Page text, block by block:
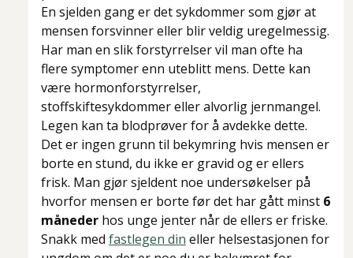
En sjelden gang er det sykdommer som gjør at
mensen forsvinner eller blir veldig uregelmessig.
Har man en slik forstyrrelser vil man ofte ha
flere symptomer enn uteblitt mens. Dette kan
være hormonforstyrrelser,
stoffskiftesykdommer eller alvorlig jernmangel.
Legen kan ta blodprøver for å avdekke dette.
Det er ingen grunn til bekymring hvis mensen er
borte en stund, du ikke er gravid og er ellers
frisk. Man gjør sjeldent noe undersøkelser på
hvorfor mensen er borte før det har gått minst 6
måneder hos unge jenter når de ellers er friske.
Snakk med fastlegen din eller helsestasjonen for